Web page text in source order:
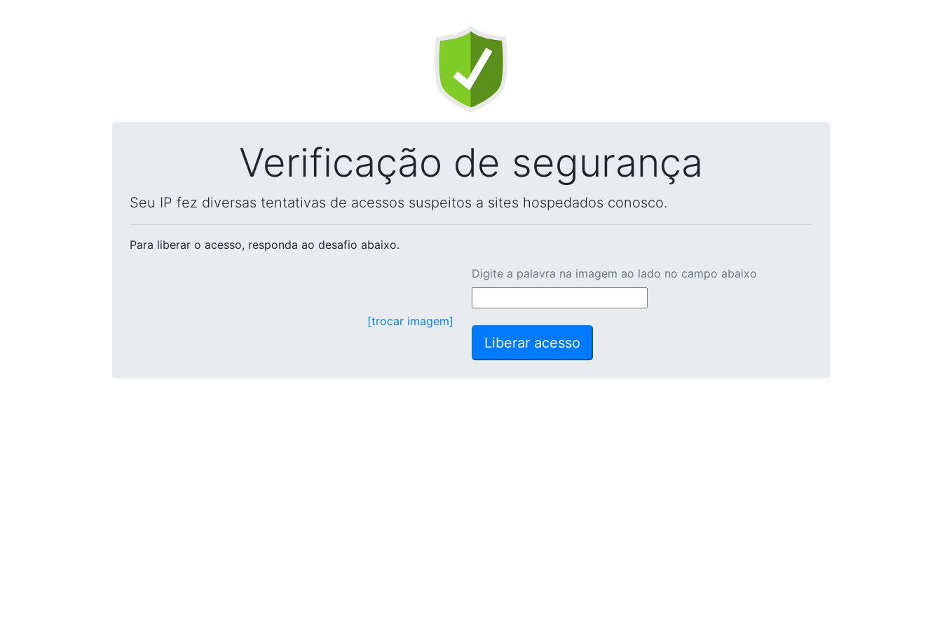
Verificação de segurança
Seu IP fez diversas tentativas de acessos suspeitos a sites hospedados conosco.
Para liberar o acesso, responda ao desafio abaixo.
[trocar imagem]
Digite a palavra na imagem ao lado no campo abaixo